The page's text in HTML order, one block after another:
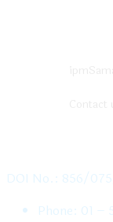
DOI No.: 856/
Phone: 01 –